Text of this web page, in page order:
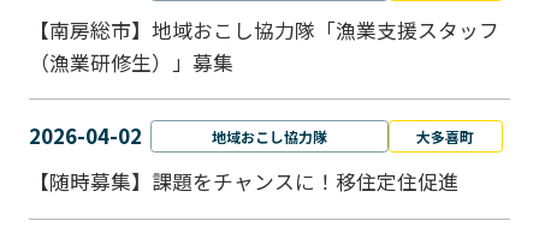
【南房総市】地域おこし協力隊「漁業支援スタッフ
（漁業研修生）」募集
2026-04-02 地域おこし協力隊 大多喜町
【随時募集】課題をチャンスに！移住定住促進